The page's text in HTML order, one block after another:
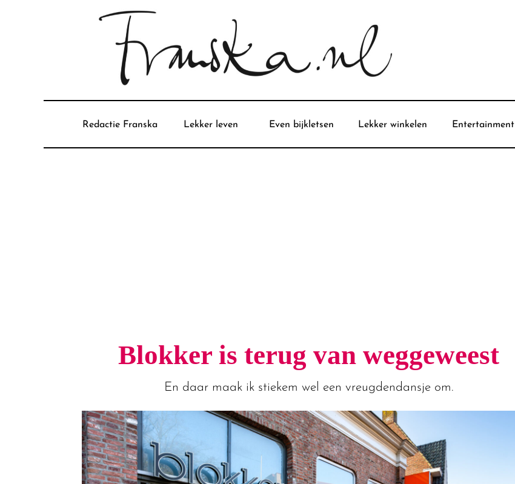
Redactie Franska Lekker leven Even bijkletsen Lekker winkelen Entertainment
Blokker is terug van weggeweest
En daar maak ik stiekem wel een vreugdendansje om.